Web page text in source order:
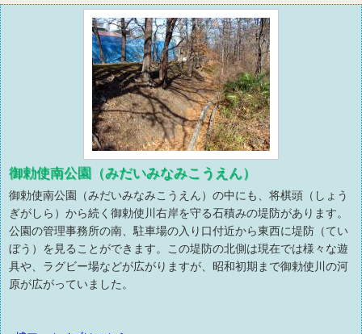
御勅使南公園（みだいみなみこうえん）
御勅使南公園（みだいみなみこうえん）の中にも、将棋頭（しょう
ぎがしら）から続く御勅使川右岸を守る石積みの堤防があります。
公園の管理事務所の南、駐車場の入り口付近から東西に堤防（てい
ぼう）を見ることができます。この堤防の北側は現在では様々な遊
具や、ラグビー場などが広がりますが、昭和初期まで御勅使川の河
原が広がっていました。